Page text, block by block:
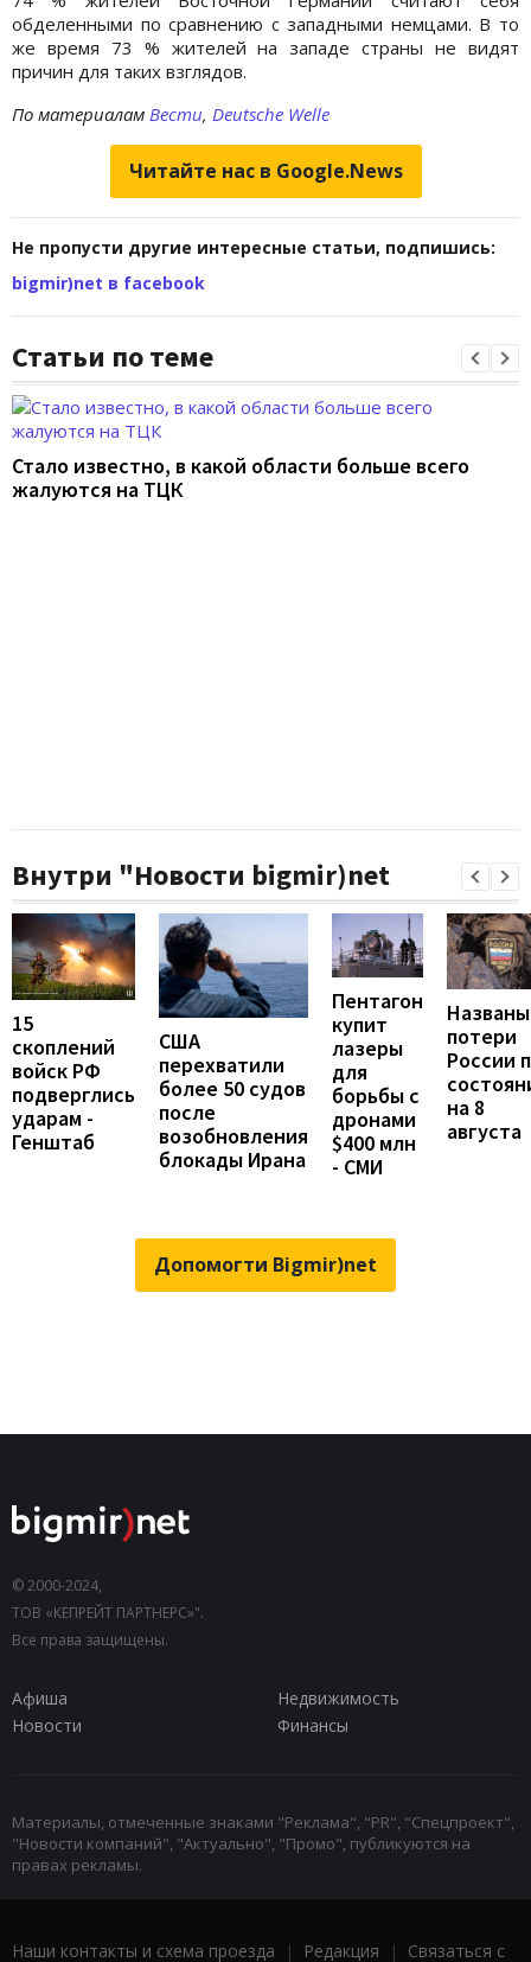
обделенными по сравнению с западными немцами. В то
же время 73 % жителей на западе страны не видят
причин для таких взглядов.
По материалам Вести, Deutsche Welle
Читайте нас в Google.News
Не пропусти другие интересные статьи, подпишись:
bigmir)net в facebook
Статьи по теме
Стало известно, в какой области больше всего
жалуются на ТЦК
Внутри "Новости bigmir)net
15
скоплений
войск РФ
подверглись
ударам -
Генштаб
США
перехватили
более 50 судов
после
возобновления
блокады Ирана
Пентагон
купит
лазеры
для
борьбы с
дронами
$400 млн
- СМИ
Названы
потери
России
на 8
августа
Допомогти Bigmir)net
© 2000-2024,
ТОВ «КЕПРЕЙТ ПАРТНЕРС»".
Все права защищены.
Афиша
Недвижимость
Новости
Финансы
Материалы, отмеченные знаками "Реклама", "PR", "Спецпроект",
"Новости компаний", "Актуально", "Промо", публикуются на
правах рекламы.
Наши контакты и схема проезда | Редакция | Связаться с